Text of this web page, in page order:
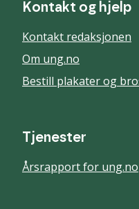
Kontakt og hjelp
Kontakt redaksjonen
Om ung.no
Bestill plakater og
Tjenester
Årsrapport for ung.no